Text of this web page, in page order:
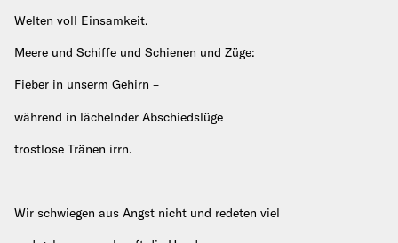
Welten voll Einsamkeit.
Meere und Schiffe und Schienen und Züge:
Fieber in unserm Gehirn –
während in lächelnder Abschiedslüge
trostlose Tränen irrn.
Wir schwiegen aus Angst nicht und redeten viel